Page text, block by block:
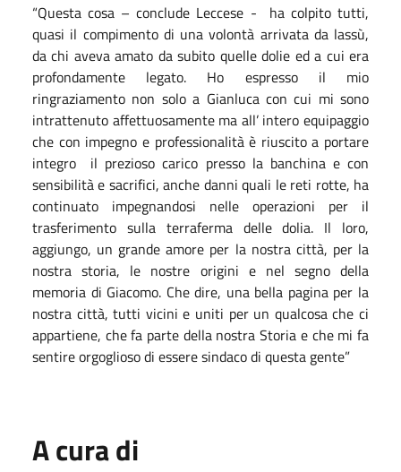
“Questa cosa – conclude Leccese - ha colpito tutti,
quasi il compimento di una volontà arrivata da lassù,
da chi aveva amato da subito quelle dolie ed a cui era
profondamente legato. Ho espresso il mio
ringraziamento non solo a Gianluca con cui mi sono
intrattenuto affettuosamente ma all’ intero equipaggio
che con impegno e professionalità è riuscito a portare
integro il prezioso carico presso la banchina e con
sensibilità e sacrifici, anche danni quali le reti rotte, ha
continuato impegnandosi nelle operazioni per il
trasferimento sulla terraferma delle dolia. Il loro,
aggiungo, un grande amore per la nostra città, per la
nostra storia, le nostre origini e nel segno della
memoria di Giacomo. Che dire, una bella pagina per la
nostra città, tutti vicini e uniti per un qualcosa che ci
appartiene, che fa parte della nostra Storia e che mi fa
sentire orgoglioso di essere sindaco di questa gente”
A cura di